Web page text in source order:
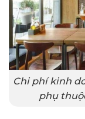
Chi phí kinh
phụ